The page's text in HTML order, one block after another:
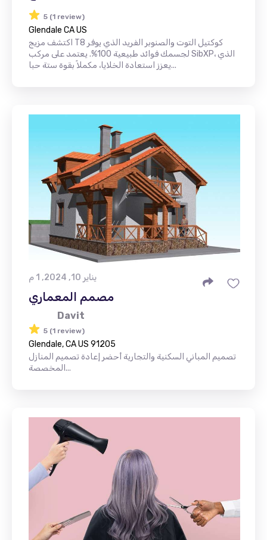
5 (1 review)
Glendale CA US
اكتشف مزيج T8 كوكتيل التوت والصنوبر الفريد الذي يوفر
لجسمك فوائد طبيعية 100%. يعتمد على مركب SibXP، الذي
يعزز استعادة الخلايا، مكملاً بقوة ستة حبا...
يناير 10, 2024, 1 م
مصمم المعماري
Davit
5 (1 review)
Glendale, CA US 91205
تصميم المباني السكنية والتجارية أحضر إعادة تصميم المنازل
المخصصة...